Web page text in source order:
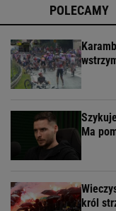
POLECAMY
Ma
król